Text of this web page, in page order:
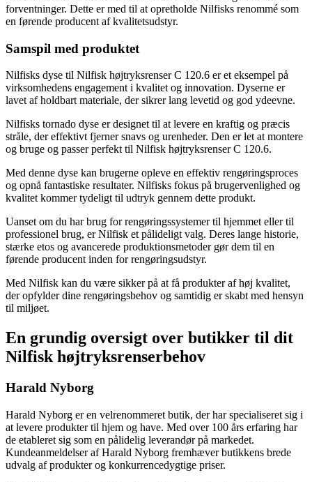
forventninger. Dette er med til at opretholde Nilfisks renommé som
en førende producent af kvalitetsudstyr.
Samspil med produktet
Nilfisks dyse til Nilfisk højtryksrenser C 120.6 er et eksempel på
virksomhedens engagement i kvalitet og innovation. Dyserne er
lavet af holdbart materiale, der sikrer lang levetid og god ydeevne.
Nilfisks tornado dyse er designet til at levere en kraftig og præcis
stråle, der effektivt fjerner snavs og urenheder. Den er let at montere
og bruge og passer perfekt til Nilfisk højtryksrenser C 120.6.
Med denne dyse kan brugerne opleve en effektiv rengøringsproces
og opnå fantastiske resultater. Nilfisks fokus på brugervenlighed og
kvalitet kommer tydeligt til udtryk gennem dette produkt.
Uanset om du har brug for rengøringssystemer til hjemmet eller til
professionel brug, er Nilfisk et pålideligt valg. Deres lange historie,
stærke etos og avancerede produktionsmetoder gør dem til en
førende producent inden for rengøringsudstyr.
Med Nilfisk kan du være sikker på at få produkter af høj kvalitet,
der opfylder dine rengøringsbehov og samtidig er skabt med hensyn
til miljøet.
En grundig oversigt over butikker til dit
Nilfisk højtryksrenserbehov
Harald Nyborg
Harald Nyborg er en velrenommeret butik, der har specialiseret sig i
at levere produkter til hjem og have. Med over 100 års erfaring har
de etableret sig som en pålidelig leverandør på markedet.
Kundeanmeldelser af Harald Nyborg fremhæver butikkens brede
udvalg af produkter og konkurrencedygtige priser.